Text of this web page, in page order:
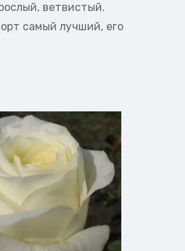
ветвистый.
самый лучший, его